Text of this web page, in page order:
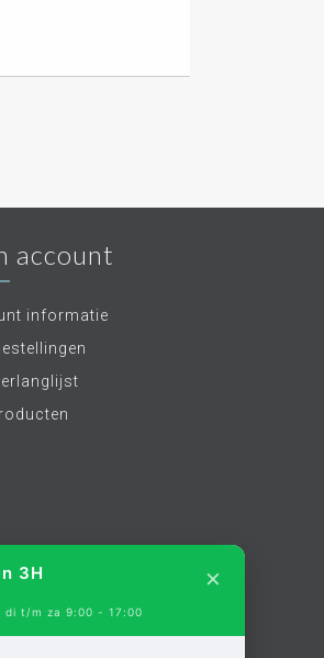
account
informatie
3H
di t/m za 9:00 - 17:00
×